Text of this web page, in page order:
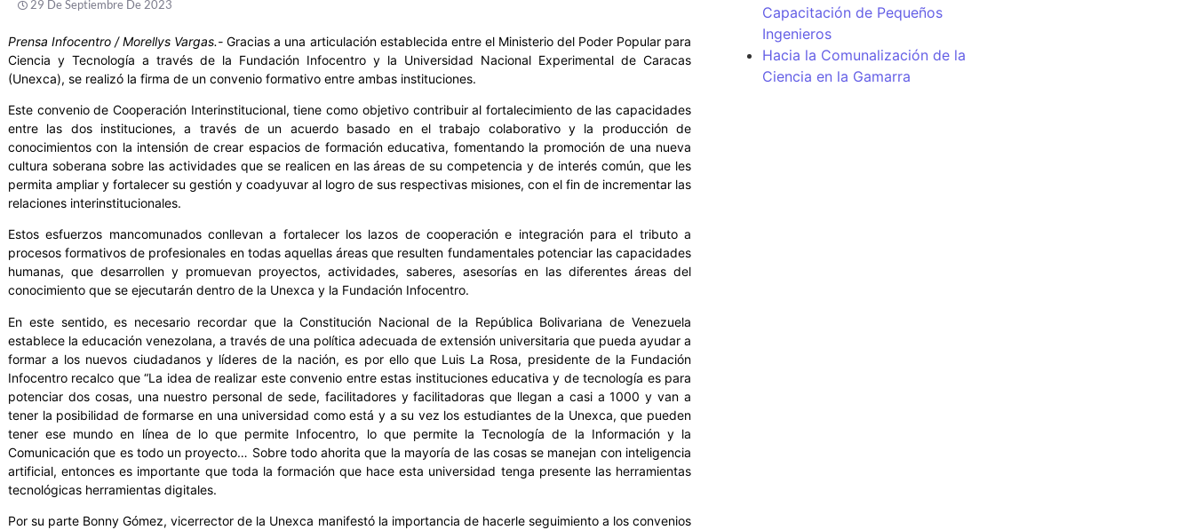
29 De Septiembre De 2023
Prensa Infocentro / Morellys Vargas.- Gracias a una articulación establecida entre el Ministerio del Poder Popular para
Ciencia y Tecnología a través de la Fundación Infocentro y la Universidad Nacional Experimental de Caracas
(Unexca), se realizó la firma de un convenio formativo entre ambas instituciones.
Este convenio de Cooperación Interinstitucional, tiene como objetivo contribuir al fortalecimiento de las capacidades
entre las dos instituciones, a través de un acuerdo basado en el trabajo colaborativo y la producción de
conocimientos con la intensión de crear espacios de formación educativa, fomentando la promoción de una nueva
cultura soberana sobre las actividades que se realicen en las áreas de su competencia y de interés común, que les
permita ampliar y fortalecer su gestión y coadyuvar al logro de sus respectivas misiones, con el fin de incrementar las
relaciones interinstitucionales.
Estos esfuerzos mancomunados conllevan a fortalecer los lazos de cooperación e integración para el tributo a
procesos formativos de profesionales en todas aquellas áreas que resulten fundamentales potenciar las capacidades
humanas, que desarrollen y promuevan proyectos, actividades, saberes, asesorías en las diferentes áreas del
conocimiento que se ejecutarán dentro de la Unexca y la Fundación Infocentro.
En este sentido, es necesario recordar que la Constitución Nacional de la República Bolivariana de Venezuela
establece la educación venezolana, a través de una política adecuada de extensión universitaria que pueda ayudar a
formar a los nuevos ciudadanos y líderes de la nación, es por ello que Luis La Rosa, presidente de la Fundación
Infocentro recalco que “La idea de realizar este convenio entre estas instituciones educativa y de tecnología es para
potenciar dos cosas, una nuestro personal de sede, facilitadores y facilitadoras que llegan a casi a 1000 y van a
tener la posibilidad de formarse en una universidad como está y a su vez los estudiantes de la Unexca, que pueden
tener ese mundo en línea de lo que permite Infocentro, lo que permite la Tecnología de la Información y la
Comunicación que es todo un proyecto… Sobre todo ahorita que la mayoría de las cosas se manejan con inteligencia
artificial, entonces es importante que toda la formación que hace esta universidad tenga presente las herramientas
tecnológicas herramientas digitales.
Por su parte Bonny Gómez, vicerrector de la Unexca manifestó la importancia de hacerle seguimiento a los convenios
Capacitación de Pequeños
Ingenieros
Hacia la Comunalización de la
Ciencia en la Gamarra